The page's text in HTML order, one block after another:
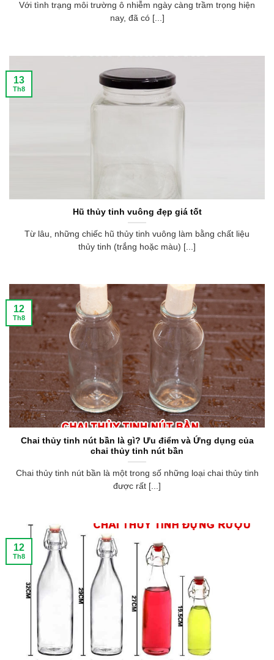
Với tình trạng môi trường ô nhiễm ngày càng trầm trọng hiện
nay, đã có [...]
Hũ thủy tinh vuông đẹp giá tốt
Từ lâu, những chiếc hũ thủy tinh vuông làm bằng chất liệu
thủy tinh (trắng hoặc màu) [...]
13
Th8
Chai thủy tinh nút bần là gì? Ưu điểm và Ứng dụng của
chai thủy tinh nút bần
Chai thủy tinh nút bần là một trong số những loại chai thủy tinh
được rất [...]
12
Th8
12
Th8